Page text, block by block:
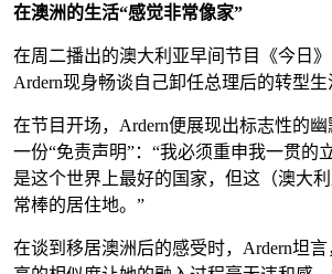
在澳洲的生活“感觉非常像家”
在周二播出的澳大利亚早间节目《今日》
Ardern现身畅谈自己卸任总理后的转型生
在节目开场，Ardern便展现出标志性的
一份“免责声明”：“我必须重申我一贯
是这个世界上最好的国家，但这（澳大
常棒的居住地。”
在谈到移居澳洲后的感受时，Ardern坦